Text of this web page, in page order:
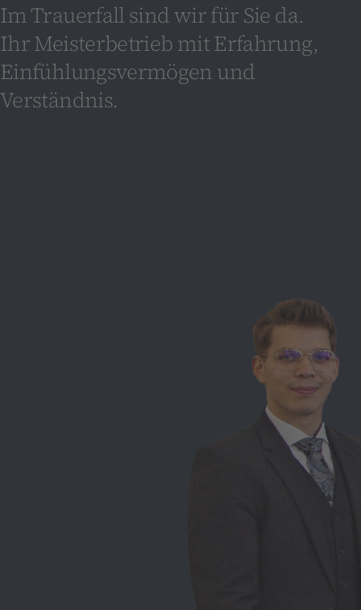
Im Trauerfall sind wir für Sie da.
Ihr Meisterbetrieb mit Erfahrung,
Einfühlungsvermögen und
Verständnis.